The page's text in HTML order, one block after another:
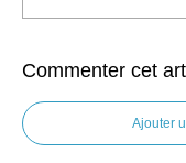
Commenter cet
Ajouter